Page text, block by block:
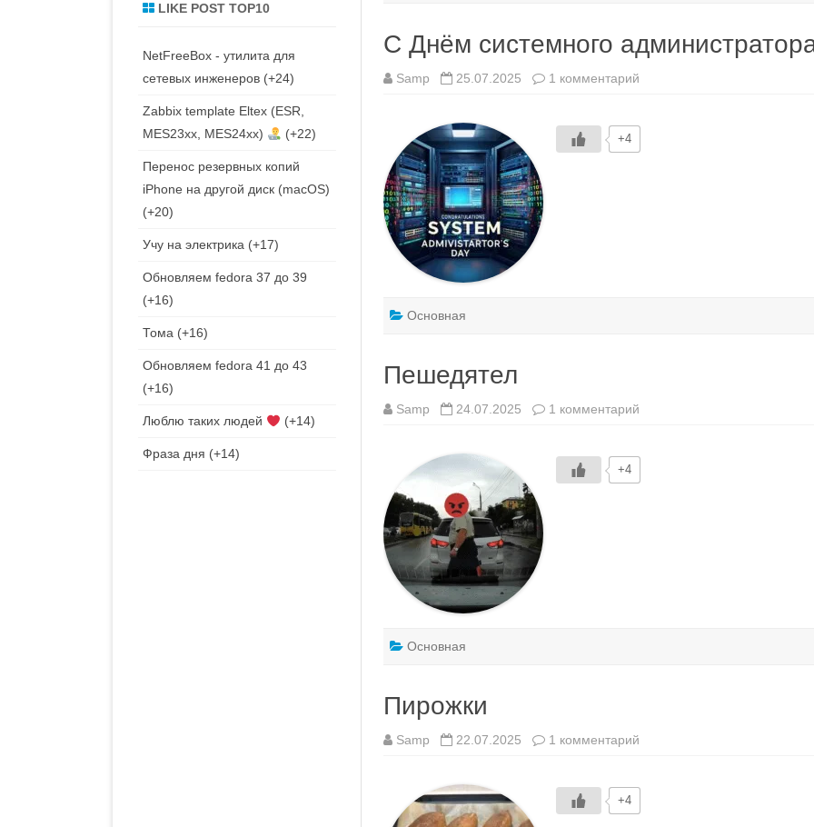
С Днём системного
Samp 25.07.2025 1 комментарий
системного
+4
Основная
Пешедятел
Samp 24.07.2025 1 комментарий
+4
Основная
Пирожки
Samp 22.07.2025 1 комментарий
+4
LIKE POST TOP10
NetFreeBox - утилита для
сетевых инженеров +24
Zabbix template Eltex (ESR,
MES23xx, MES24xx)
+22
Перенос резервных копий
iPhone на другой диск (macOS)
+20
Учу на электрика +17
Обновляем fedora 37 до 39
+16
Тома +16
Обновляем fedora 41 до 43
+16
Люблю таких людей +14
Фраза дня +14